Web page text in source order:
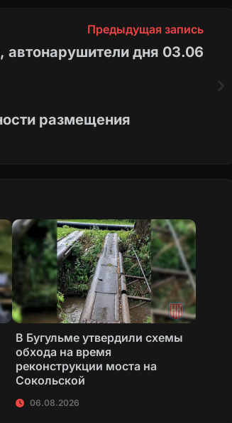
Предыдущая запись
автонарушители дня 03.06
размещения
В Бугульме утвердили схемы
обхода на время
реконструкции моста на
Сокольской
06.08.2026